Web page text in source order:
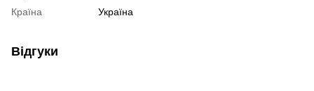
Країна
Україна
Відгуки